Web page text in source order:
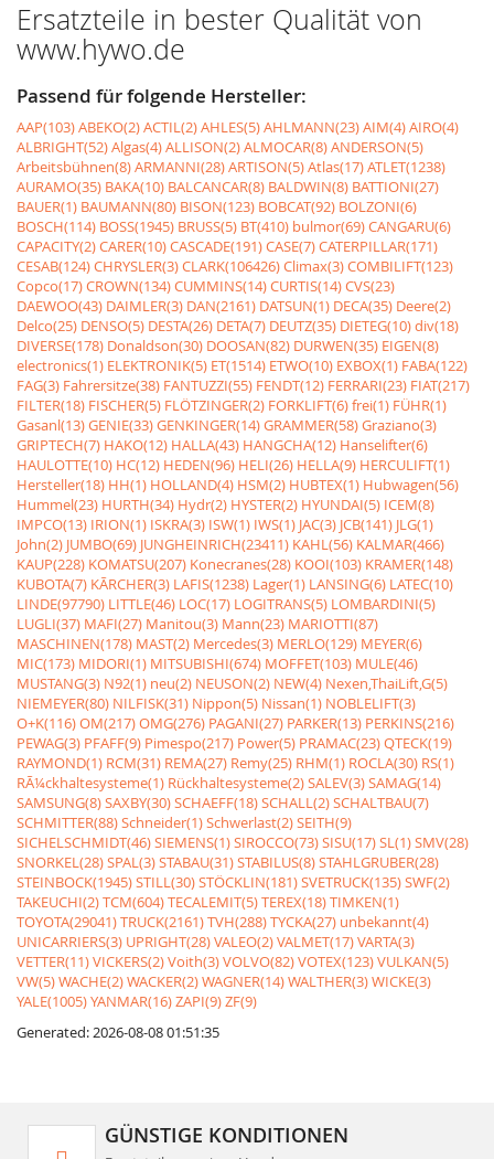
Ersatzteile in bester Qualität von
www.hywo.de
Passend für folgende Hersteller:
AAP(103)ABEKO(2)ACTIL(2)AHLES(5)AHLMANN(23)AIM(4)AIRO(4)
ALBRIGHT(52)Algas(4)ALLISON(2)ALMOCAR(8)ANDERSON(5)
Arbeitsbühnen(8)ARMANNI(28)ARTISON(5)Atlas(17)ATLET(1238)
AURAMO(35) BAKA(10) BALCANCAR(8) BALDWIN(8) BATTIONI(27)
BAUER(1) BAUMANN(80) BISON(123) BOBCAT(92) BOLZONI(6)
BOSCH(114) BOSS(1945) BRUSS(5) BT(410) bulmor(69)CANGARU(6)
CAPACITY(2)CARER(10)CASCADE(191)CASE(7)CATERPILLAR(171)
CESAB(124)CHRYSLER(3)CLARK(106426)Climax(3)COMBILIFT(123)
Copco(17)CROWN(134)CUMMINS(14)CURTIS(14)CVS(23)
DAEWOO(43) DAIMLER(3) DAN(2161) DATSUN(1) DECA(35) Deere(2)
Delco(25) DENSO(5) DESTA(26) DETA(7) DEUTZ(35) DIETEG(10)div(18)
DIVERSE(178) Donaldson(30) DOOSAN(82) DURWEN(35) EIGEN(8)
electronics(1) ELEKTRONIK(5) ET(1514) ETWO(10) EXBOX(1) FABA(122)
FAG(3) Fahrersitze(38) FANTUZZI(55) FENDT(12) FERRARI(23) FIAT(217)
FILTER(18) FISCHER(5) FLÖTZINGER(2) FORKLIFT(6)frei(1) FÜHR(1)
Gasanl(13)GENIE(33)GENKINGER(14)GRAMMER(58)Graziano(3)
GRIPTECH(7) HAKO(12) HALLA(43) HANGCHA(12) Hanselifter(6)
HAULOTTE(10) HC(12) HEDEN(96) HELI(26) HELLA(9) HERCULIFT(1)
Hersteller(18) HH(1) HOLLAND(4) HSM(2) HUBTEX(1) Hubwagen(56)
Hummel(23) HURTH(34) Hydr(2) HYSTER(2) HYUNDAI(5) ICEM(8)
IMPCO(13) IRION(1) ISKRA(3) ISW(1) IWS(1) JAC(3) JCB(141) JLG(1)
John(2) JUMBO(69) JUNGHEINRICH(23411) KAHL(56) KALMAR(466)
KAUP(228) KOMATSU(207) Konecranes(28) KOOI(103) KRAMER(148)
KUBOTA(7) KÃRCHER(3) LAFIS(1238) Lager(1) LANSING(6) LATEC(10)
LINDE(97790) LITTLE(46) LOC(17) LOGITRANS(5) LOMBARDINI(5)
LUGLI(37) MAFI(27) Manitou(3) Mann(23) MARIOTTI(87)
MASCHINEN(178) MAST(2) Mercedes(3) MERLO(129) MEYER(6)
MIC(173) MIDORI(1) MITSUBISHI(674) MOFFET(103) MULE(46)
MUSTANG(3) N92(1) neu(2) NEUSON(2) NEW(4) Nexen,ThaiLift,G(5)
NIEMEYER(80) NILFISK(31) Nippon(5) Nissan(1) NOBLELIFT(3)
O+K(116)OM(217)OMG(276) PAGANI(27) PARKER(13) PERKINS(216)
PEWAG(3) PFAFF(9) Pimespo(217) Power(5) PRAMAC(23)QTECK(19)
RAYMOND(1) RCM(31) REMA(27) Remy(25) RHM(1) ROCLA(30) RS(1)
RÃ¼ckhaltesysteme(1) Rückhaltesysteme(2)SALEV(3)SAMAG(14)
SAMSUNG(8)SAXBY(30)SCHAEFF(18)SCHALL(2)SCHALTBAU(7)
SCHMITTER(88)Schneider(1)Schwerlast(2)SEITH(9)
SICHELSCHMIDT(46)SIEMENS(1)SIROCCO(73)SISU(17)SL(1)SMV(28)
SNORKEL(28)SPAL(3)STABAU(31)STABILUS(8)STAHLGRUBER(28)
STEINBOCK(1945)STILL(30)STÖCKLIN(181)SVETRUCK(135)SWF(2)
TAKEUCHI(2)TCM(604)TECALEMIT(5)TEREX(18)TIMKEN(1)
TOYOTA(29041)TRUCK(2161)TVH(288)TYCKA(27) unbekannt(4)
UNICARRIERS(3) UPRIGHT(28)VALEO(2)VALMET(17)VARTA(3)
VETTER(11)VICKERS(2)Voith(3)VOLVO(82)VOTEX(123)VULKAN(5)
VW(5)WACHE(2)WACKER(2)WAGNER(14)WALTHER(3)WICKE(3)
YALE(1005)YANMAR(16)ZAPI(9)ZF(9)
Generated: 2026-08-08 01:51:35
GÜNSTIGE KONDITIONEN